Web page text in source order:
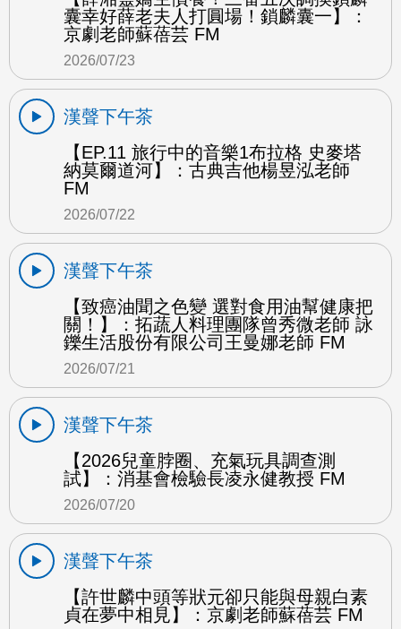
囊幸好薛老夫人打圓場！鎖麟囊一】：
京劇老師蘇蓓芸 FM
2026/07/23
漢聲下午茶
【EP.11 旅行中的音樂1布拉格 史麥塔
納莫爾道河】：古典吉他楊昱泓老師
FM
2026/07/22
漢聲下午茶
【致癌油聞之色變 選對食用油幫健康把
關！】：拓蔬人料理團隊曾秀微老師 詠
鑠生活股份有限公司王曼娜老師 FM
2026/07/21
漢聲下午茶
【2026兒童脖圈、充氣玩具調查測
試】：消基會檢驗長凌永健教授 FM
2026/07/20
漢聲下午茶
【許世麟中頭等狀元卻只能與母親白素
貞在夢中相見】：京劇老師蘇蓓芸 FM